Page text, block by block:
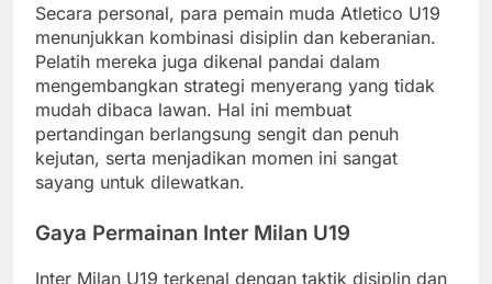
Secara personal, para pemain muda Atletico U19
menunjukkan kombinasi disiplin dan keberanian.
Pelatih mereka juga dikenal pandai dalam
mengembangkan strategi menyerang yang tidak
mudah dibaca lawan. Hal ini membuat
pertandingan berlangsung sengit dan penuh
kejutan, serta menjadikan momen ini sangat
sayang untuk dilewatkan.
Gaya Permainan Inter Milan U19
Inter Milan U19 terkenal dengan taktik disiplin dan